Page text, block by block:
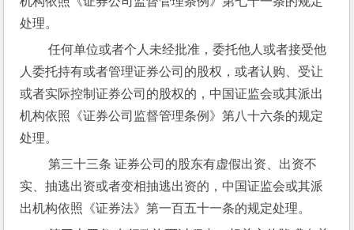
处理。
任何单位或者个人未经批准，委托他人或者接受他
人委托持有或者管理证券公司的股权，或者认购、受让
或者实际控制证券公司的股权的，中国证监会或其派出
机构依照《证券公司监督管理条例》第八十六条的规定
处理。
第三十三条 证券公司的股东有虚假出资、出资不
实、抽逃出资或者变相抽逃出资的，中国证监会或其派
出机构依照《证券法》第一百五十一条的规定处理。